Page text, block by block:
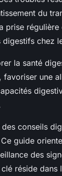
du
prise régulière
chez
la santé
une
conseils
guide
des
réside dans